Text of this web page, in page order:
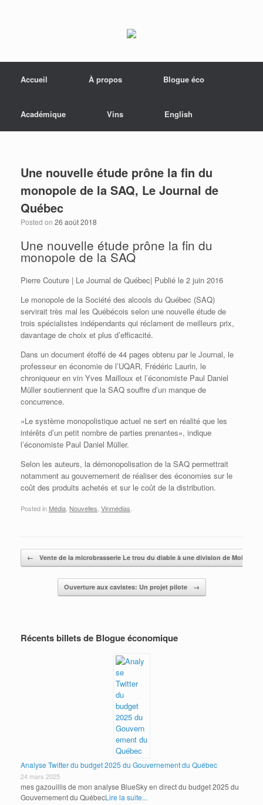
Accueil
À propos Blogue éco
Académique Vins English
Une nouvelle étude prône la fin du
monopole de la SAQ, Le Journal de
Québec
Posted on 26 août 2018
Une nouvelle étude prône la fin du
monopole de la SAQ
Pierre Couture | Le Journal de Québec| Publié le 2 juin 2016
Le monopole de la Société des alcools du Québec (SAQ)
servirait très mal les Québécois selon une nouvelle étude de
trois spécialistes indépendants qui réclament de meilleurs prix,
davantage de choix et plus d’efficacité.
Dans un document étoffé de 44 pages obtenu par le Journal, le
professeur en économie de l’UQAR, Frédéric Laurin, le
chroniqueur en vin Yves Mailloux et l’économiste Paul Daniel
Müller soutiennent que la SAQ souffre d’un manque de
concurrence.
«Le système monopolistique actuel ne sert en réalité que les
intérêts d’un petit nombre de parties prenantes», indique
l’économiste Paul Daniel Müller.
Selon les auteurs, la démonopolisation de la SAQ permettrait
notamment au gouvernement de réaliser des économies sur le
coût des produits achetés et sur le coût de la distribution.
Posted in Média Nouvelles Vinmédias
Post navigation
← Vente de la microbrasserie Le trou du diable à une division de Molson
Ouverture aux cavistes: Un projet pilote →
Récents billets de Blogue économique
Analyse Twitter du budget 2025 du Gouvernement du Québec
24 mars 2025
mes gazouillis de mon analyse BlueSky en direct du budget 2025 du
Gouvernement du QuébecLire la suite...